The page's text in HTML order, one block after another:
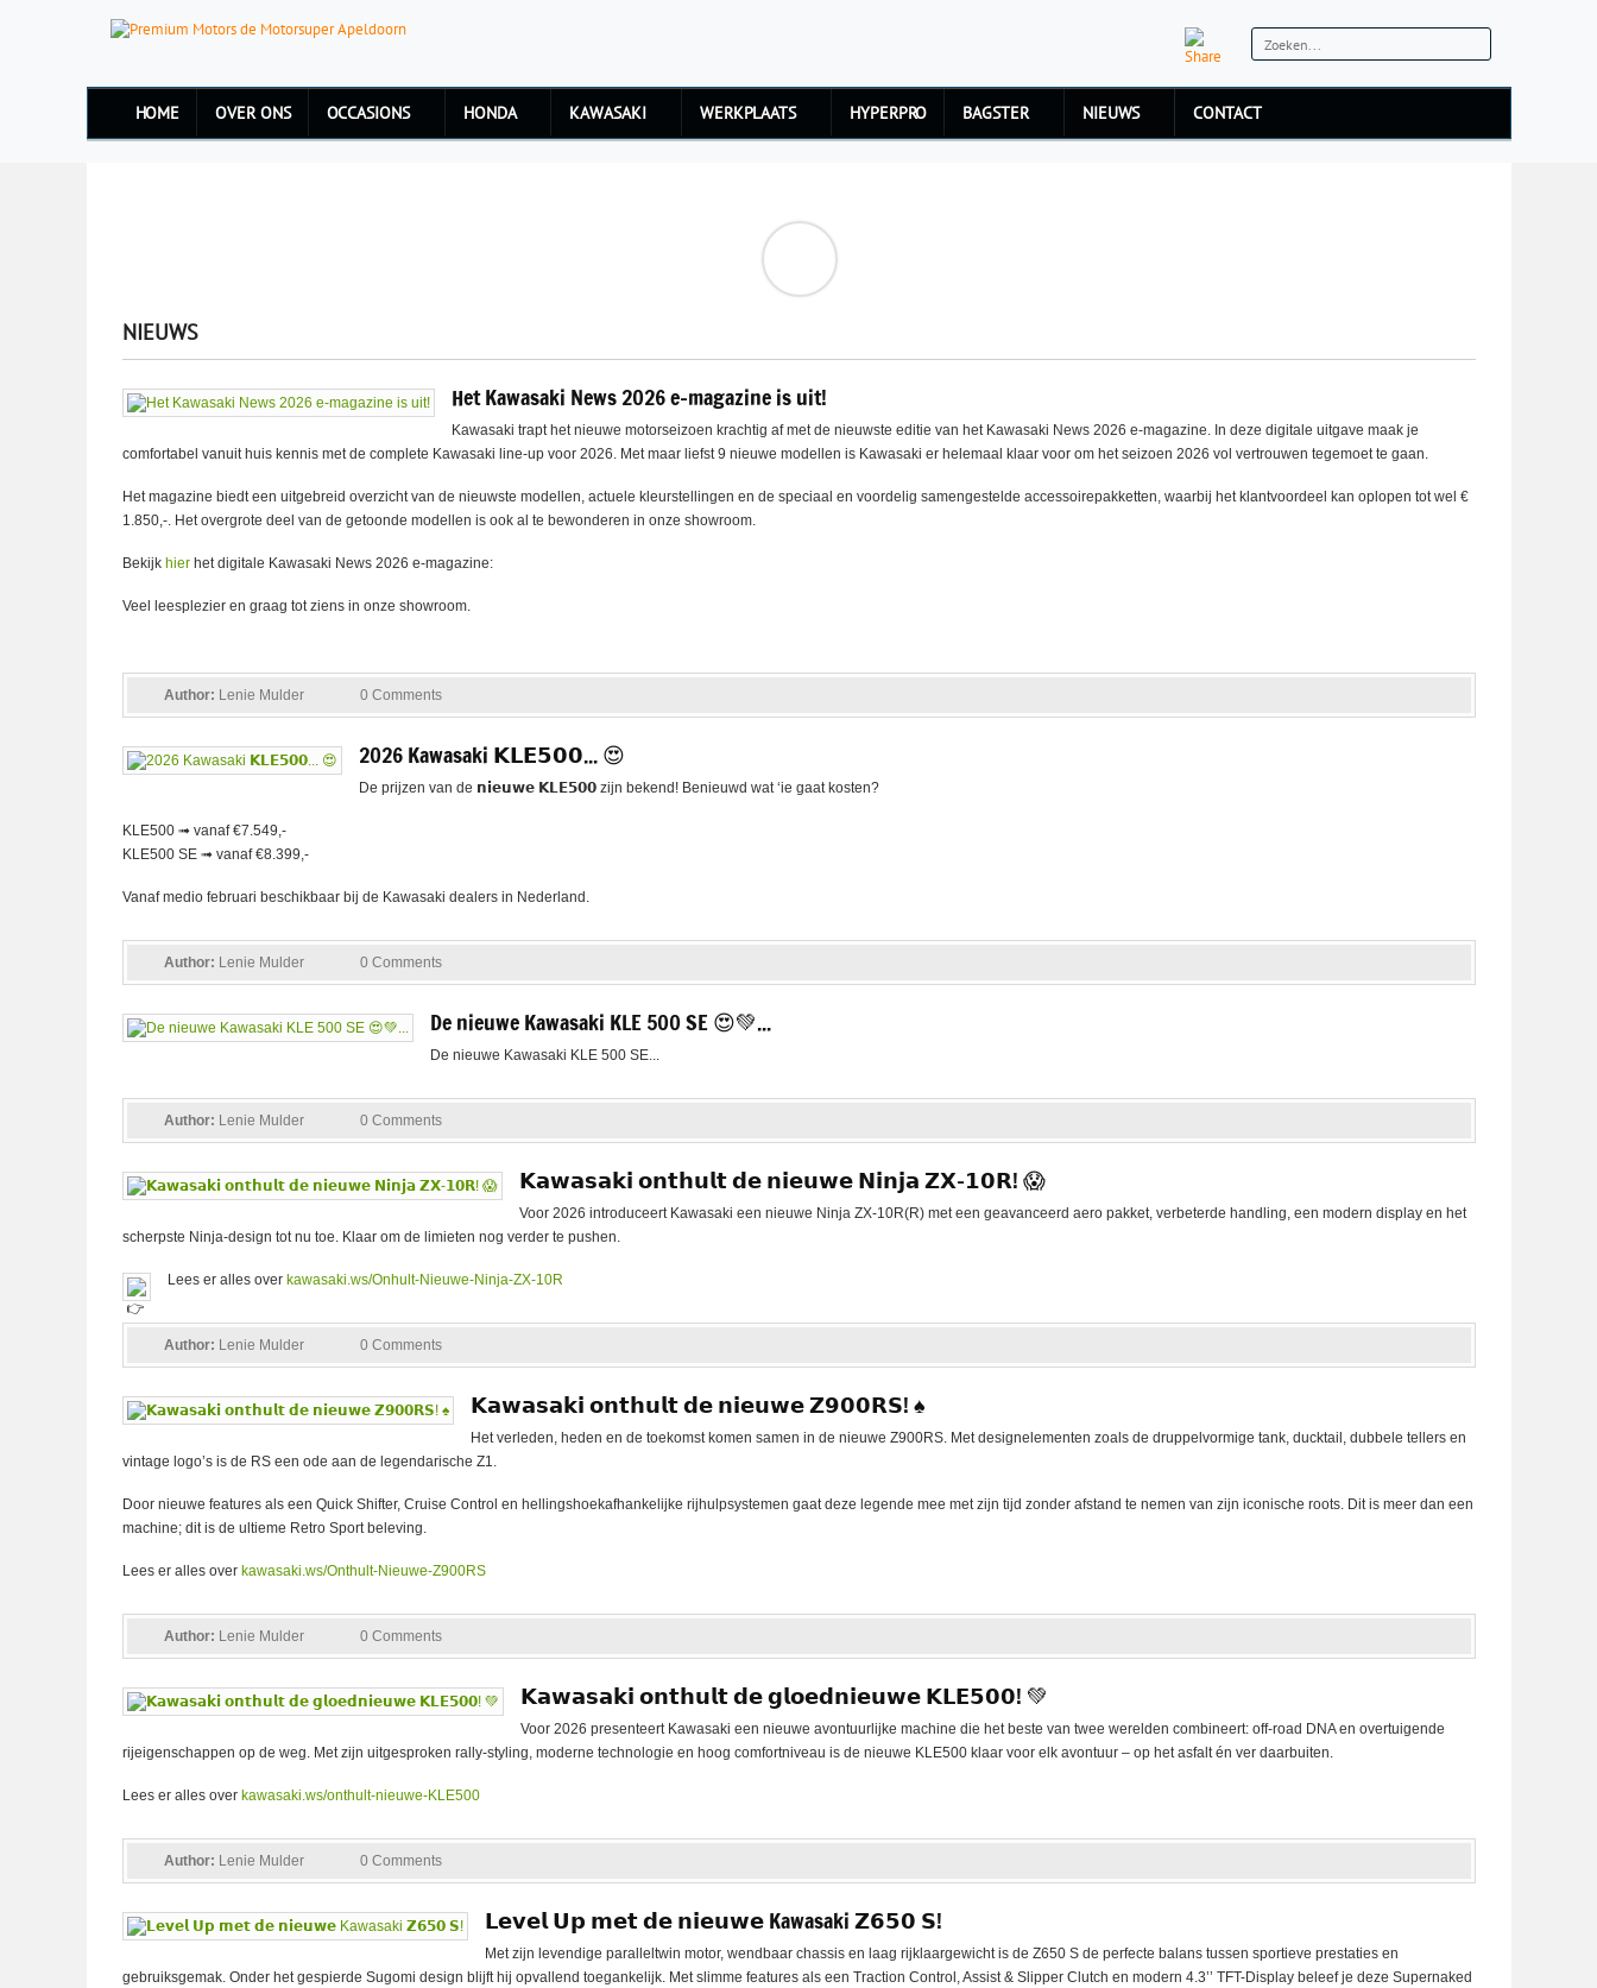
HOME OVER ONS OCCASIONS HONDA KAWASAKI WERKPLAATS HYPERPRO BAGSTER NIEUWS CONTACT
NIEUWS
Het Kawasaki News 2026 e-magazine is uit!
Kawasaki trapt het nieuwe motorseizoen krachtig af met de nieuwste editie van het Kawasaki News 2026 e-magazine. In deze digitale uitgave maak je
comfortabel vanuit huis kennis met de complete Kawasaki line-up voor 2026. Met maar liefst 9 nieuwe modellen is Kawasaki er helemaal klaar voor om het seizoen 2026 vol vertrouwen tegemoet te gaan.
Het magazine biedt een uitgebreid overzicht van de nieuwste modellen, actuele kleurstellingen en de speciaal en voordelig samengestelde accessoirepakketten, waarbij het klantvoordeel kan oplopen tot wel €
1.850,-. Het overgrote deel van de getoonde modellen is ook al te bewonderen in onze showroom.
Bekijk hierhet digitale Kawasaki News 2026 e-magazine:
Veel leesplezier en graag tot ziens in onze showroom.
Author: Lenie Mulder 0 Comments
2026 Kawasaki 𝗞𝗟𝗘𝟱𝟬𝟬... 😍
De prijzen van de 𝗻𝗶𝗲𝘂𝘄𝗲 𝗞𝗟𝗘𝟱𝟬𝟬 zijn bekend! Benieuwd wat ‘ie gaat kosten?
KLE500 ➟ vanaf €7.549,-
KLE500 SE ➟ vanaf €8.399,-
Vanaf medio februari beschikbaar bij de Kawasaki dealers in Nederland.
Author: Lenie Mulder 0 Comments
De nieuwe Kawasaki KLE 500 SE 😍💚...
De nieuwe Kawasaki KLE 500 SE...
Author: Lenie Mulder 0 Comments
𝗞𝗮𝘄𝗮𝘀𝗮𝗸𝗶 𝗼𝗻𝘁𝗵𝘂𝗹𝘁 𝗱𝗲 𝗻𝗶𝗲𝘂𝘄𝗲 𝗡𝗶𝗻𝗷𝗮 𝗭𝗫-𝟭𝟬𝗥! 😱
Voor 2026 introduceert Kawasaki een nieuwe Ninja ZX-10R(R) met een geavanceerd aero pakket, verbeterde handling, een modern display en het
scherpste Ninja-design tot nu toe. Klaar om de limieten nog verder te pushen.
Lees er alles over kawasaki.ws/Onhult-Nieuwe-Ninja-ZX-10R
Author: Lenie Mulder 0 Comments
𝗞𝗮𝘄𝗮𝘀𝗮𝗸𝗶 𝗼𝗻𝘁𝗵𝘂𝗹𝘁 𝗱𝗲 𝗻𝗶𝗲𝘂𝘄𝗲 𝗭𝟵𝟬𝟬𝗥𝗦! ♠️
Het verleden, heden en de toekomst komen samen in de nieuwe Z900RS. Met designelementen zoals de druppelvormige tank, ducktail, dubbele tellers en
vintage logo’s is de RS een ode aan de legendarische Z1.
Door nieuwe features als een Quick Shifter, Cruise Control en hellingshoekafhankelijke rijhulpsystemen gaat deze legende mee met zijn tijd zonder afstand te nemen van zijn iconische roots. Dit is meer dan een
machine; dit is de ultieme Retro Sport beleving.
Lees er alles over kawasaki.ws/Onthult-Nieuwe-Z900RS
Author: Lenie Mulder 0 Comments
𝗞𝗮𝘄𝗮𝘀𝗮𝗸𝗶 𝗼𝗻𝘁𝗵𝘂𝗹𝘁 𝗱𝗲 𝗴𝗹𝗼𝗲𝗱𝗻𝗶𝗲𝘂𝘄𝗲 𝗞𝗟𝗘𝟱𝟬𝟬! 💚
Voor 2026 presenteert Kawasaki een nieuwe avontuurlijke machine die het beste van twee werelden combineert: off-road DNA en overtuigende
rijeigenschappen op de weg. Met zijn uitgesproken rally-styling, moderne technologie en hoog comfortniveau is de nieuwe KLE500 klaar voor elk avontuur – op het asfalt én ver daarbuiten.
Lees er alles over kawasaki.ws/onthult-nieuwe-KLE500
Author: Lenie Mulder 0 Comments
𝗟𝗲𝘃𝗲𝗹 𝗨𝗽 𝗺𝗲𝘁 𝗱𝗲 𝗻𝗶𝗲𝘂𝘄𝗲 Kawasaki 𝗭𝟲𝟱𝟬 𝗦!
Met zijn levendige paralleltwin motor, wendbaar chassis en laag rijklaargewicht is de Z650 S de perfecte balans tussen sportieve prestaties en
gebruiksgemak. Onder het gespierde Sugomi design blijft hij opvallend toegankelijk. Met slimme features als een Traction Control, Assist & Slipper Clutch en modern 4.3’’ TFT-Display beleef je deze Supernaked